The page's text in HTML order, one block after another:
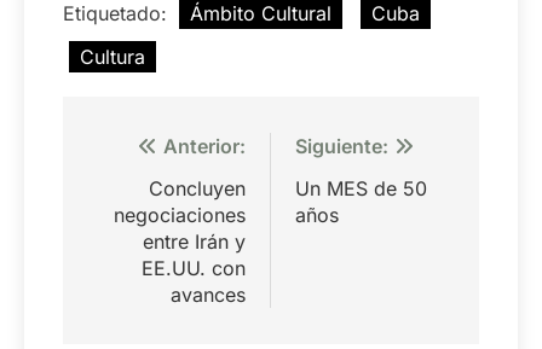
Etiquetado: Ámbito Cultural
Cuba
Cultura
Navegación
entradas
Anterior:
Concluyen
negociaciones
entre Irán y
EE.UU. con
avances
Siguiente:
Un MES de 50
años